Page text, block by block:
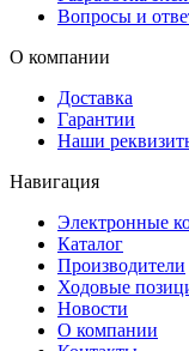
Вопросы и
О компании
Доставка
Гарантии
Наши
Навигация
Электронные
Каталог
Производители
Ходовые
Новости
О компании